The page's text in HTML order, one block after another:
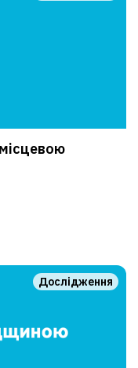
Дослідження